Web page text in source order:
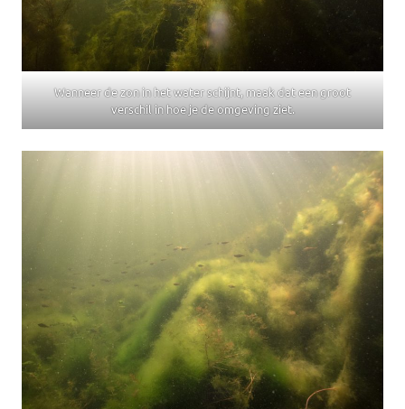
Wanneer de zon in het water schijnt, maak dat een groot
verschil in hoe je de omgeving ziet.